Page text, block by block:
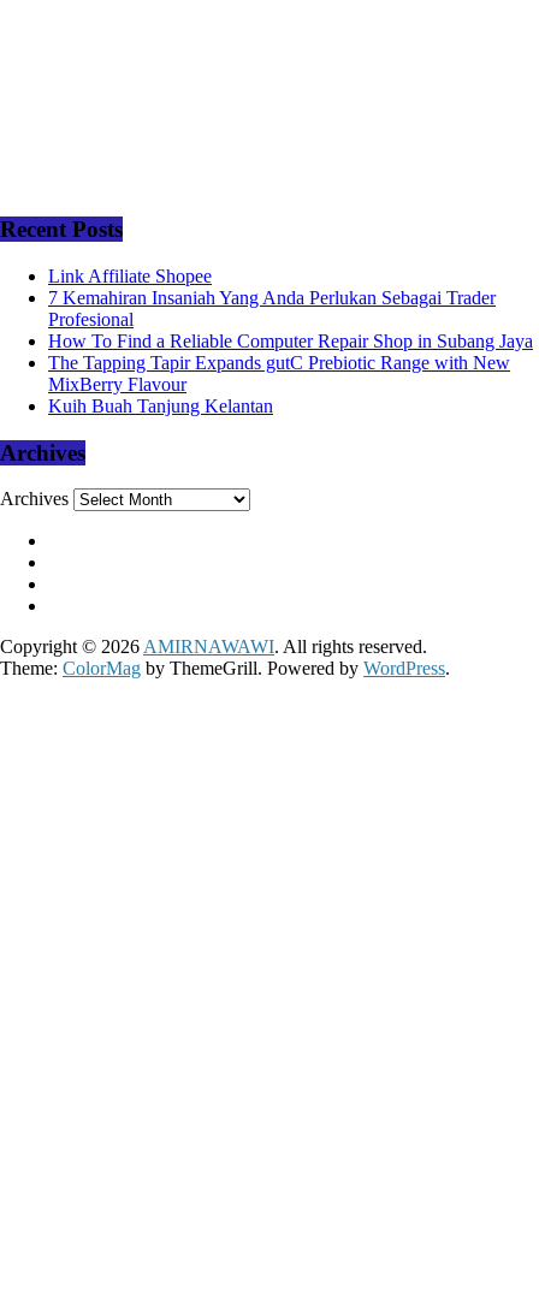
Recent Posts
Link Affiliate Shopee
7 Kemahiran Insaniah Yang Anda Perlukan Sebagai Trader
Profesional
How To Find a Reliable Computer Repair Shop in Subang Jaya
The Tapping Tapir Expands gutC Prebiotic Range with New
MixBerry Flavour
Kuih Buah Tanjung Kelantan
Archives
Archives
Copyright © 2026 AMIRNAWAWI. All rights reserved.
Theme: ColorMag by ThemeGrill. Powered by WordPress.